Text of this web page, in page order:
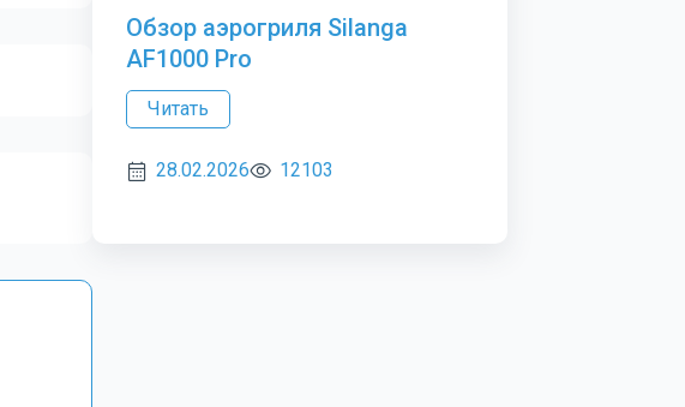
Обзор аэрогриля Silanga
AF1000 Pro
Читать
28.02.2026 12103